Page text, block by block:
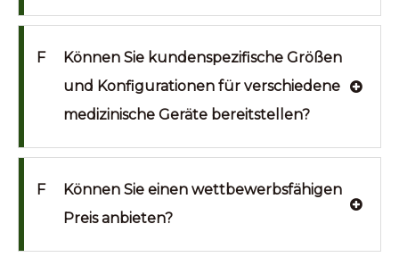
F
Können Sie kundenspezifische Größen
und Konfigurationen für verschiedene
medizinische Geräte bereitstellen?
F
Können Sie einen wettbewerbsfähigen
Preis anbieten?